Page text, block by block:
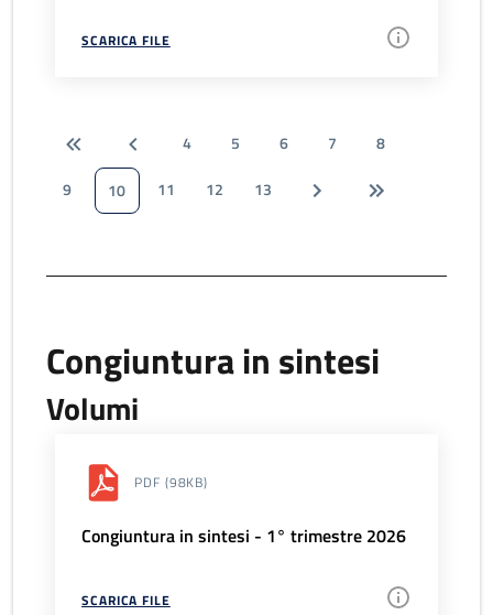
SCARICA FILE
4 5 6 7
8
9
10 11 12 13
Congiuntura in sintesi
Volumi
PDF (98KB)
Congiuntura in sintesi - 1° trimestre 2026
SCARICA FILE